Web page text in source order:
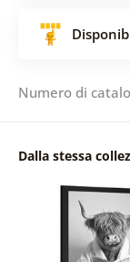
Numero di
Dalla stessa